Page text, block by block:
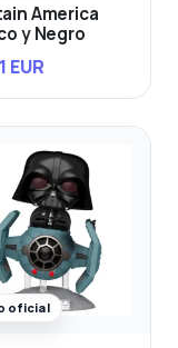
America
y Negro
EUR
oficial